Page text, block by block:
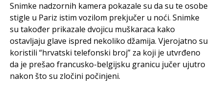
Snimke nadzornih kamera pokazale su da su te osobe
stigle u Pariz istim vozilom prekjučer u noći. Snimke
su također prikazale dvojicu muškaraca kako
ostavljaju glave ispred nekoliko džamija. Vjerojatno su
koristili “hrvatski telefonski broj” za koji je utvrđeno
da je prešao francusko-belgijsku granicu jučer ujutro
nakon što su zločini počinjeni.